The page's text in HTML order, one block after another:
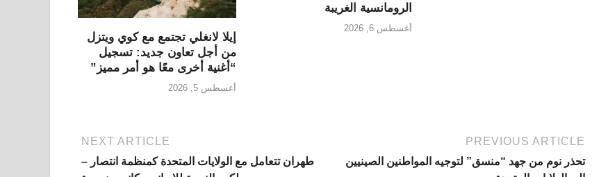
الرومانسية الغريبة
أغسطس 6, 2026
إيلا لانغلي تجتمع مع كوي ويتزل
من أجل تعاون جديد: تسجيل
“أغنية أخرى معًا هو أمر مميز”
أغسطس 5, 2026
PREVIOUS ARTICLE
تحذر نوم من جهد “منسق” لتوجيه المواطنين الصينيين
NEXT ARTICLE
طهران تتعامل مع الولايات المتحدة كمنظمة انتصار –